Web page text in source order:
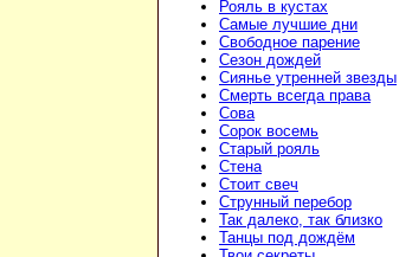
Рояль в кустах
Самые лучшие дни
Свободное парение
Сезон дождей
Сиянье утренней звезды
Смерть всегда права
Сова
Сорок восемь
Старый рояль
Стена
Стоит свеч
Струнный перебор
Так далеко, так близко
Танцы под дождём